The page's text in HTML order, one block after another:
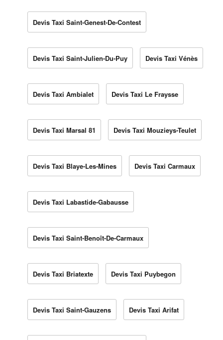
Devis Taxi Saint-Genest-De-Contest
Devis Taxi Saint-Julien-Du-Puy Devis Taxi Vénès
Devis Taxi Ambialet Devis Taxi Le Fraysse
Devis Taxi Marsal 81 Devis Taxi Mouzieys-Teulet
Devis Taxi Blaye-Les-Mines Devis Taxi Carmaux
Devis Taxi Labastide-Gabausse
Devis Taxi Saint-Benoît-De-Carmaux
Devis Taxi Briatexte Devis Taxi Puybegon
Devis Taxi Saint-Gauzens Devis Taxi Arifat